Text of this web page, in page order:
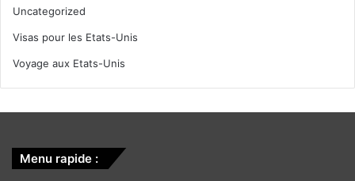
Uncategorized
Visas pour les Etats-Unis
Voyage aux Etats-Unis
Menu rapide :